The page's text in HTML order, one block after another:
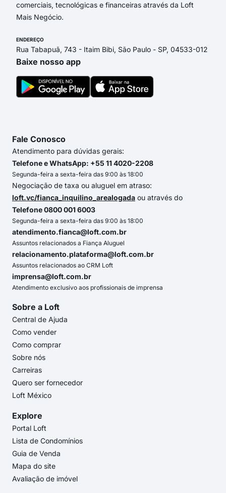
comerciais, tecnológicas e financeiras através da Loft
Mais Negócio.
ENDEREÇO
Rua Tabapuã, 743 - Itaim Bibi, São Paulo - SP, 04533-012
Baixe nosso app
Fale Conosco
Atendimento para dúvidas gerais:
Telefone e WhatsApp: +55 11 4020-2208
Segunda-feira a sexta-feira das 9:00 às 18:00
Negociação de taxa ou aluguel em atraso:
loft.vc/fianca_inquilino_arealogada ou através do
Telefone 0800 001 6003
Segunda-feira a sexta-feira das 9:00 às 18:00
atendimento.fianca@loft.com.br
Assuntos relacionados a Fiança Aluguel
relacionamento.plataforma@loft.com.br
Assuntos relacionados ao CRM Loft
imprensa@loft.com.br
Atendimento exclusivo aos profissionais de imprensa
Sobre a Loft
Central de Ajuda
Como vender
Como comprar
Sobre nós
Carreiras
Quero ser fornecedor
Loft México
Explore
Portal Loft
Lista de Condomínios
Guia de Venda
Mapa do site
Avaliação de imóvel